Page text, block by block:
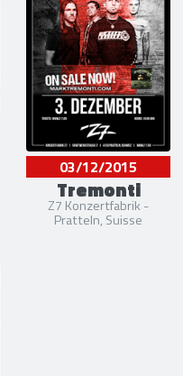
03/12/2015
Tremonti
Z7 Konzertfabrik -
Pratteln, Suisse